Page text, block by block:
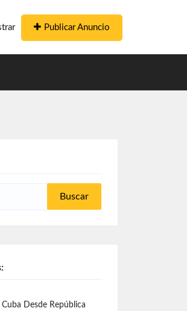
Publicar Anuncio
Desde República